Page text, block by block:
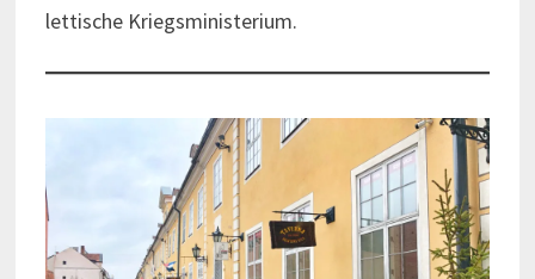
lettische Kriegsministerium.